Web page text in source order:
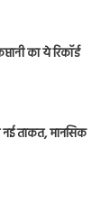
का ये रिकॉर्ड
ताकत, मानसिक